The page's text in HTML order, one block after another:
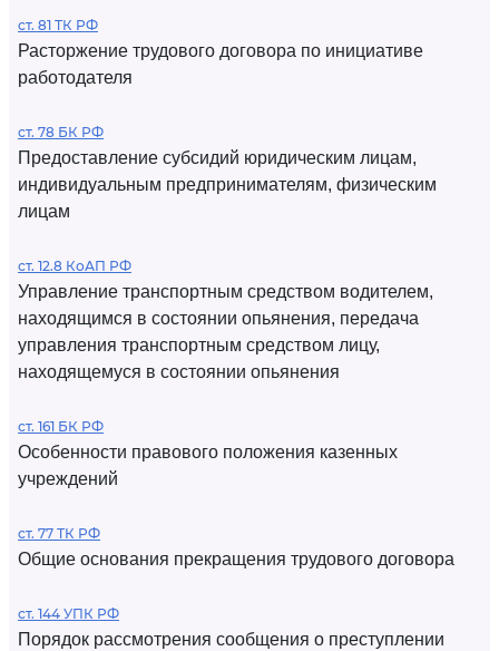
ст. 81 ТК РФ
Расторжение трудового договора по инициативе
работодателя
ст. 78 БК РФ
Предоставление субсидий юридическим лицам,
индивидуальным предпринимателям, физическим
лицам
ст. 12.8 КоАП РФ
Управление транспортным средством водителем,
находящимся в состоянии опьянения, передача
управления транспортным средством лицу,
находящемуся в состоянии опьянения
ст. 161 БК РФ
Особенности правового положения казенных
учреждений
ст. 77 ТК РФ
Общие основания прекращения трудового договора
ст. 144 УПК РФ
Порядок рассмотрения сообщения о преступлении